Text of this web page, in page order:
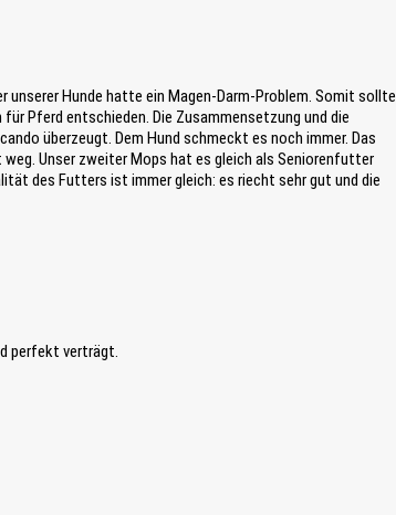
Hunde hatte ein Magen-Darm-Problem. Somit sollte
Pferd entschieden. Die Zusammensetzung und die
überzeugt. Dem Hund schmeckt es noch immer. Das
Unser zweiter Mops hat es gleich als Seniorenfutter
des Futters ist immer gleich: es riecht sehr gut und die
perfekt verträgt.